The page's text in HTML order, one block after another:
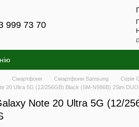
999 73 70
Смартфони Смартфони Samsung Серія
20 Ultra 5G (12/256GB) Black (SM-N986B) 2Sim
Note 20 Ultra 5G (12/